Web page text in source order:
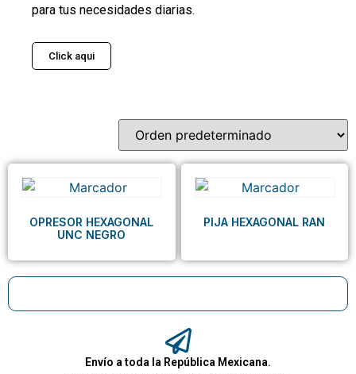
Envío a toda la República Mexicana.
para tus necesidades diarias.
Click aqui
OPRESOR HEXAGONAL
UNC NEGRO
PIJA HEXAGONAL RAN